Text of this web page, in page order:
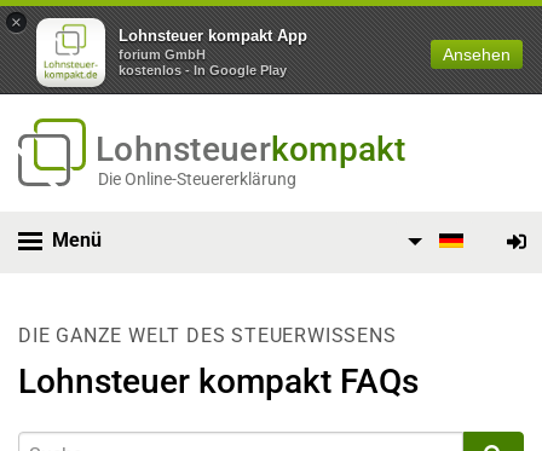
×
Lohnsteuer kompakt App
forium GmbH
kostenlos - In Google Play
Ansehen
Lohnsteuerkompakt
Die Online-Steuererklärung
Menü
DIE GANZE WELT DES STEUERWISSENS
Lohnsteuer kompakt FAQs